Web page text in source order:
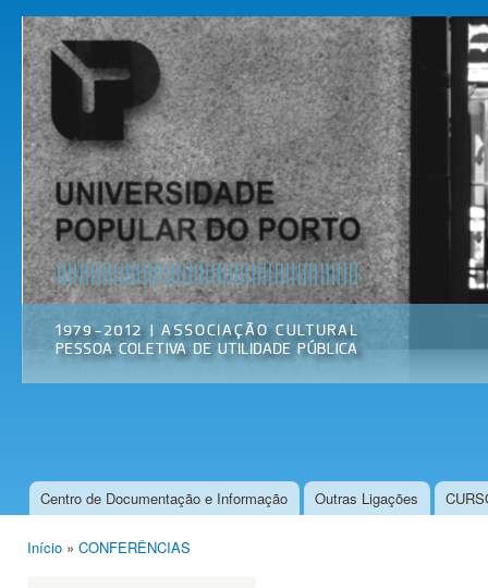
Universidade
Popular do
Porto
Associação
Cultural
Menu principal
Centro de Documentação e Informação Outras Ligações
Início » CONFERÊNCIAS